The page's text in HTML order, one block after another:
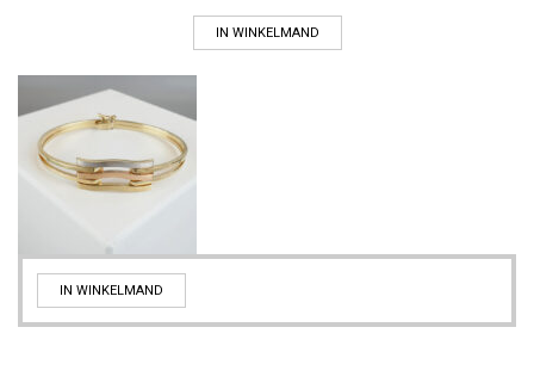
IN WINKELMAND
IN WINKELMAND